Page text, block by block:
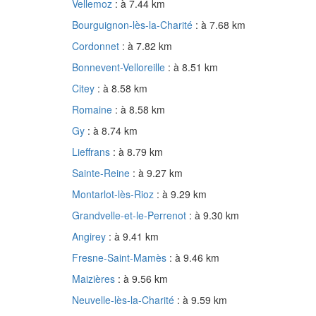
Vellemoz : à 7.44 km
Bourguignon-lès-la-Charité : à 7.68 km
Cordonnet : à 7.82 km
Bonnevent-Velloreille : à 8.51 km
Citey : à 8.58 km
Romaine : à 8.58 km
Gy : à 8.74 km
Lieffrans : à 8.79 km
Sainte-Reine : à 9.27 km
Montarlot-lès-Rioz : à 9.29 km
Grandvelle-et-le-Perrenot : à 9.30 km
Angirey : à 9.41 km
Fresne-Saint-Mamès : à 9.46 km
Maizières : à 9.56 km
Neuvelle-lès-la-Charité : à 9.59 km